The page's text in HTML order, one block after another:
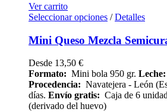
Ver carrito
Seleccionar opciones / Detalles
Mini Queso Mezcla
Desde 13,50 €
Formato: Mini bola 950 gr. Leche:
Procedencia: Navatejera - León
días. Envío gratis: Caja de 6
(derivado del huevo)